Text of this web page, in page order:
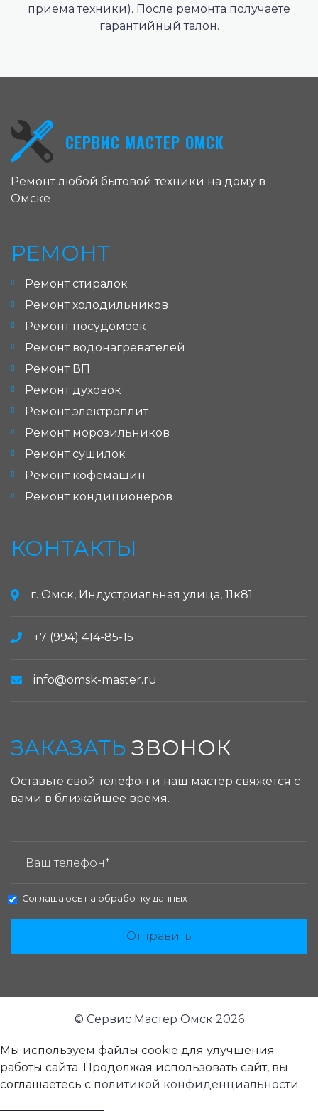
приема техники). После ремонта получаете
гарантийный талон.
СЕРВИС МАСТЕР ОМСК
Ремонт любой бытовой техники на дому в
Омске
РЕМОНТ
Ремонт стиралок
Ремонт холодильников
Ремонт посудомоек
Ремонт водонагревателей
Ремонт ВП
Ремонт духовок
Ремонт электроплит
Ремонт морозильников
Ремонт сушилок
Ремонт кофемашин
Ремонт кондиционеров
КОНТАКТЫ
г. Омск, Индустриальная улица, 11к81
+7 (994) 414-85-15
info@omsk-master.ru
ЗАКАЗАТЬ ЗВОНОК
Оставьте свой телефон и наш мастер свяжется с
вами в ближайшее время.
Соглашаюсь на обработку данных
Отправить
© Сервис Мастер Омск 2026
Мы используем файлы cookie для улучшения
работы сайта. Продолжая использовать сайт, вы
соглашаетесь с политикой конфиденциальности.